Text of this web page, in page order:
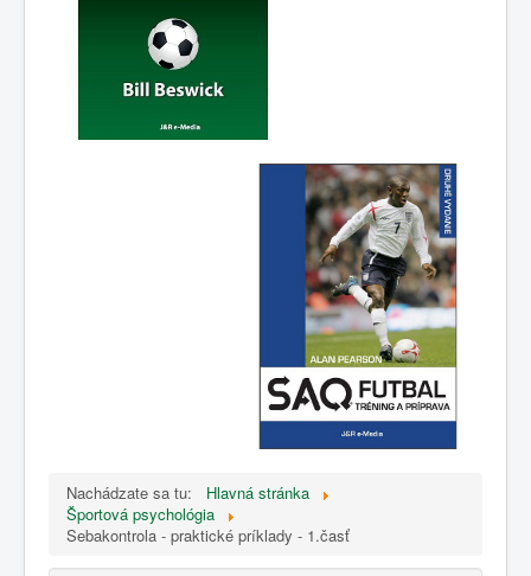
Nachádzate sa tu:
Hlavná stránka
Športová psychológia
Sebakontrola - praktické príklady - 1.časť